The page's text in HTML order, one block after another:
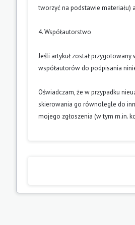
tworzyć na podstawie materiału)
4. Współautorstwo
Jeśli artykuł został
współautorów do podpisania
Oświadczam, że w przypadku
skierowania go równolegle do
mojego zgłoszenia (w tym m.in.